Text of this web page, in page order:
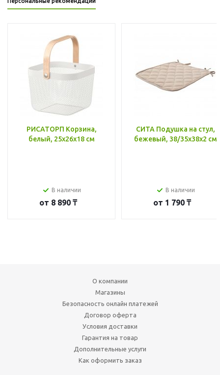
РИСАТОРП Корзина,
белый, 25x26x18 см
В наличии
от 8 890 ₸
СИТА Подушка на стул,
бежевый, 38/35x38x2 см
В наличии
от 1 790 ₸
О компании
Магазины
Безопасность онлайн платежей
Договор оферта
Условия доставки
Гарантия на товар
Дополнительные услуги
Как оформить заказ